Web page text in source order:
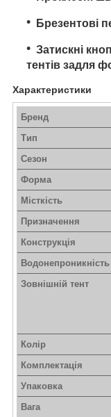
Брезентові
Затискні
тентів задля
Характеристики
Бренд
Тип
Сезон
Форма
Місткість
Призначення
Конструкція
Водонепроникність
Зовнішній тент
Колір
Комплектація
Упаковка
Вага